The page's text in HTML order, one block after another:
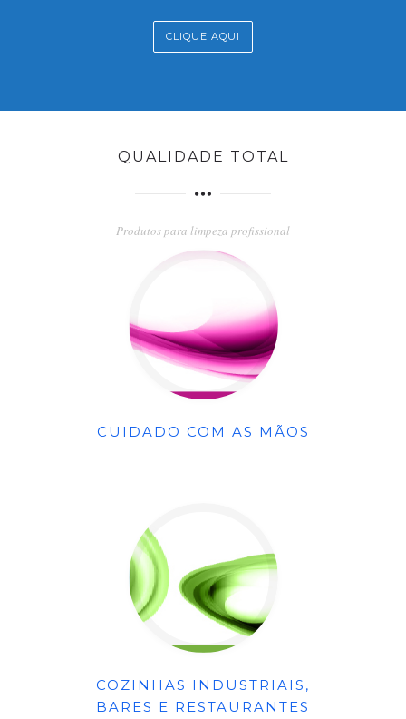
CLIQUE AQUI
QUALIDADE TOTAL
Produtos para limpeza profissional
CUIDADO COM AS MÃOS
COZINHAS INDUSTRIAIS,
BARES E RESTAURANTES